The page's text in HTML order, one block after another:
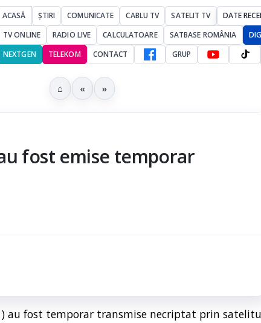
ACASĂ ȘTIRI COMUNICATE CABLU TV SATELIT TV DATE
TV ONLINE
RADIO LIVE CALCULATOARE SATBASE ROMÂNIA
NEXTGEN
TELEKOM CONTACT GRUP
⌂ « »
fost emise temporar
au fost temporar transmise necriptat prin